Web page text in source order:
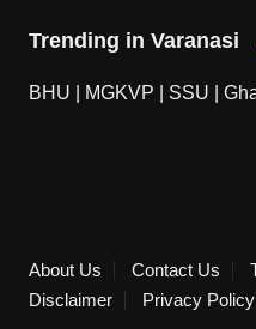
Trending in Varanasi
BHU MGKVP SSU
About Us Contact Us
Disclaimer
Privacy Policy